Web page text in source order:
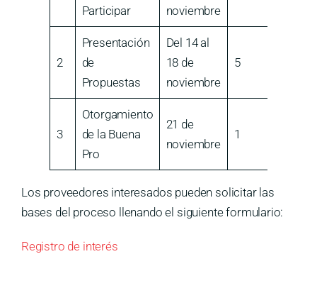
Participar
noviembre
2
Presentación
de
Propuestas
Del 14 al
18 de
noviembre
5
3
Otorgamiento
de la Buena
Pro
21 de
noviembre
1
Los proveedores interesados pueden solicitar las
bases del proceso llenando el siguiente formulario:
Registro de interés